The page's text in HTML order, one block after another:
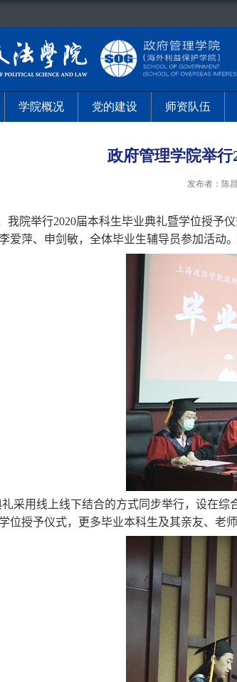
学院概况 党的建设 师资队伍
政府管理学院举
发布者：陈
我院举行2020届本科生毕业典礼暨学位授予
爱萍、申剑敏，全体毕业生辅导员参加活动
采用线上线下结合的方式同步举行，设在综
位授予仪式，更多毕业本科生及其亲友、老